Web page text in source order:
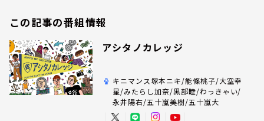
この記事の番組情報
アシタノカレッジ
キニマンス塚本ニキ/能條桃子/大空幸
星/みたらし加奈/黒部睦/わっきゃい/
永井陽右/五十嵐美樹/五十嵐大